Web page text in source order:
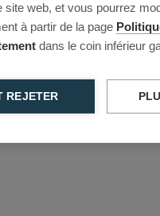
web, et vous pourrez
à partir de la page
dans le coin inférieur
REJETER